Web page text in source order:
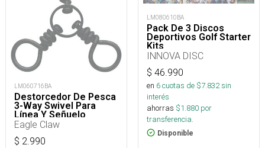
LM060716BA
Destorcedor De Pesca
3-Way Swivel Para
Línea Y Señuelo
Eagle Claw
$ 2.990
LM080610BA
Pack De 3 Discos
Deportivos Golf Starter
Kits
INNOVA DISC
$ 46.990
en 6cuotas de $7.832sin
interés
ahorras $1.880 por
transferencia.
Disponible